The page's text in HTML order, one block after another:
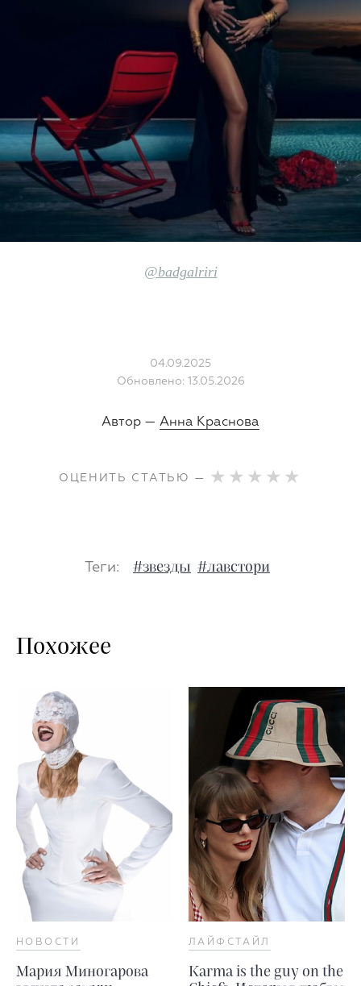
@badgalriri
04.09.2025
Обновлено: 13.05.2026
Автор — Анна Краснова
ОЦЕНИТЬ СТАТЬЮ —
Теги: #звезды #лавстори
Похожее
НОВОСТИ
Мария Миногарова
ЛАЙФСТАЙЛ
Karma is the guy on the